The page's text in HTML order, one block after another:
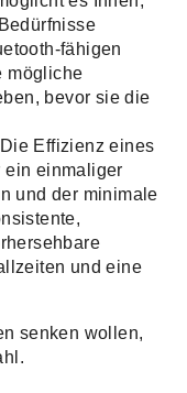
fähigen
mögliche
bevor sie die
Die Effizienz eines
ein einmaliger
und der minimale
und eine
senken wollen,